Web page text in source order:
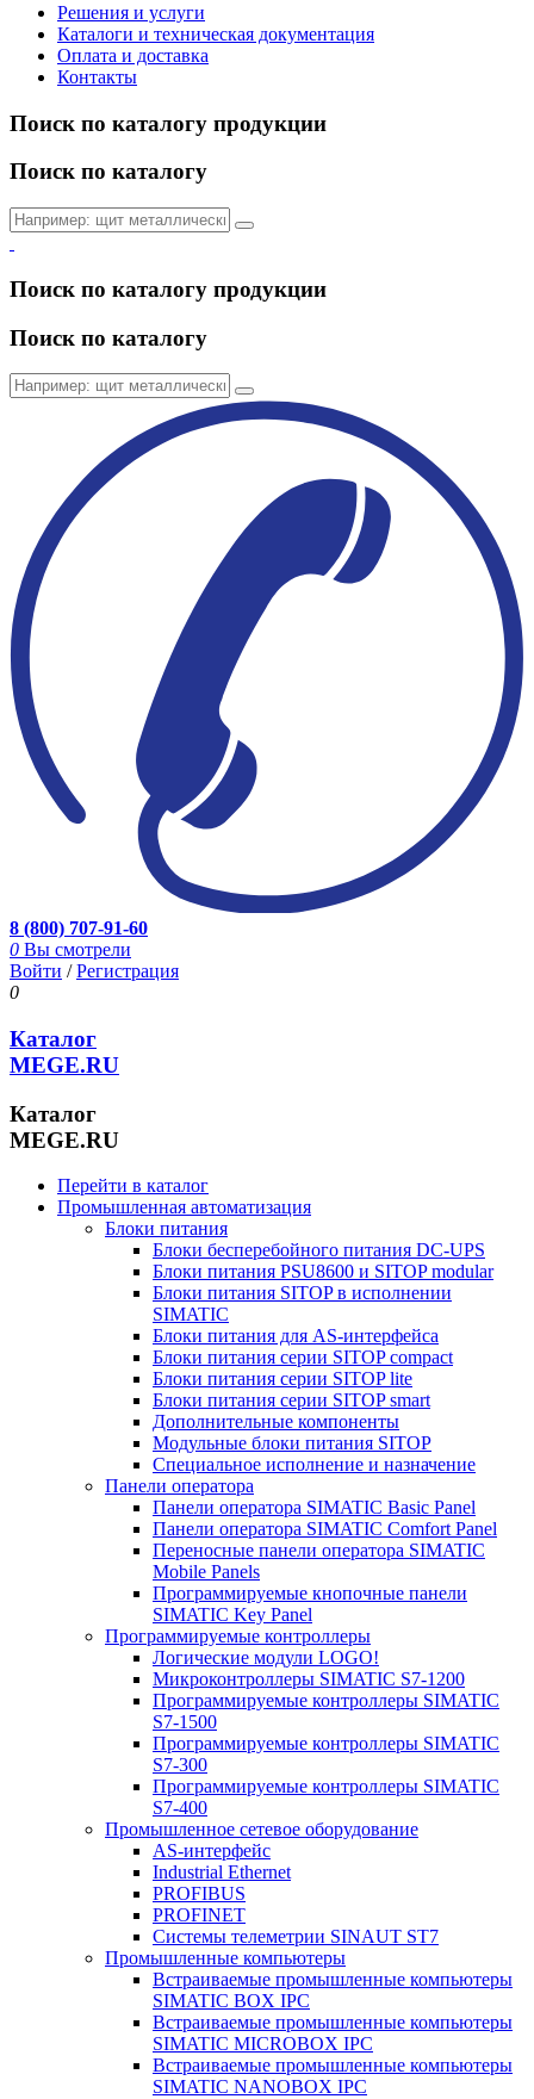
Решения и услуги
Каталоги и техническая документация
Оплата и доставка
Контакты
Поиск по каталогу продукции
Поиск по каталогу
Поиск по каталогу продукции
Поиск по каталогу
8 (800) 707-91-60
0 Вы смотрели
Войти /Регистрация
0
Каталог
MEGE.RU
Каталог
MEGE.RU
Перейти в каталог
Промышленная автоматизация
Блоки питания
Блоки бесперебойного питания DC-UPS
Блоки питания PSU8600 и SITOP modular
Блоки питания SITOP в исполнении
SIMATIC
Блоки питания для AS-интерфейса
Блоки питания серии SITOP compact
Блоки питания серии SITOP lite
Блоки питания серии SITOP smart
Дополнительные компоненты
Модульные блоки питания SITOP
Специальное исполнение и назначение
Панели оператора
Панели оператора SIMATIC Basic Panel
Панели оператора SIMATIC Comfort Panel
Переносные панели оператора SIMATIC
Mobile Panels
Программируемые кнопочные панели
SIMATIC Key Panel
Программируемые контроллеры
Логические модули LOGO!
Микроконтроллеры SIMATIC S7-1200
Программируемые контроллеры SIMATIC
S7-1500
Программируемые контроллеры SIMATIC
S7-300
Программируемые контроллеры SIMATIC
S7-400
Промышленное сетевое оборудование
AS-интерфейс
Industrial Ethernet
PROFIBUS
PROFINET
Системы телеметрии SINAUT ST7
Промышленные компьютеры
Встраиваемые промышленные компьютеры
SIMATIC BOX IPC
Встраиваемые промышленные компьютеры
SIMATIC MICROBOX IPC
Встраиваемые промышленные компьютеры
SIMATIC NANOBOX IPC